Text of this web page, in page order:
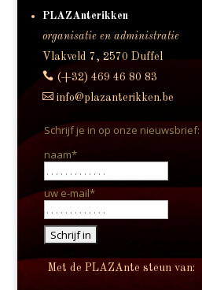
PLAZAnterikken
organisatie en administratie
Vlakveld 7, 2570 Duffel
 (+32) 469 46 80 83
 info@plazanterikken.be
Schrijf je in op onze nieuwsbrief:
naam*
uw e-mail*
Met de PLAZAnte steun van: